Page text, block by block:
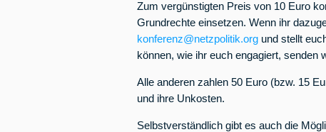
Zum vergünstigten Preis von 10 Euro
Grundrechte einsetzen. Wenn ihr
konferenz@netzpolitik.org und stellt
können, wie ihr euch engagiert, senden
Alle anderen zahlen 50 Euro (bzw. 15
und ihre Unkosten.
Selbstverständlich gibt es auch die